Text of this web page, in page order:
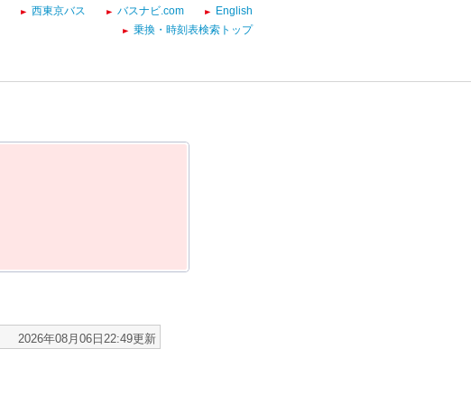
西東京バス バスナビ.com
English
乗換・時刻表検索トップ
2026年08月06日22:49更新